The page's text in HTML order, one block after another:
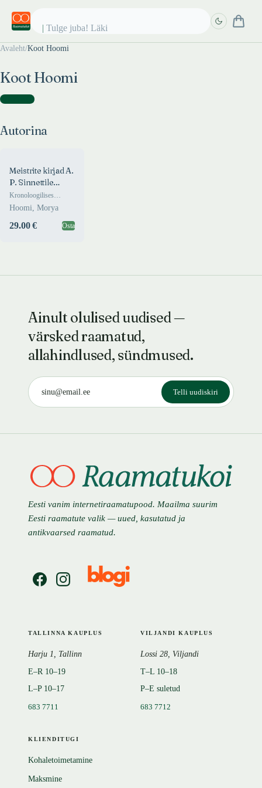
Tulge juba! Läki k
Avaleht/Koot Hoomi
Koot Hoomi
Autorina )
Autorina
Meistrite kirjad A.
P. Sinnettile
mahatmadelt M.
ja K.H
Kronoloogilises
järjekorras
Hoomi, Morya
29.00 € Osta
Ainult olulised uudised —
värsked raamatud,
allahindlused, sündmused.
Telli uudiskiri
Eesti vanim internetiraamatupood. Maailma suurim
Eesti raamatute valik — uued, kasutatud ja
antikvaarsed raamatud.
KLIENDITUGI
Kohaletoimetamine
Maksmine
TALLINNA KAUPLUS
Harju 1, Tallinn
E–R 10–19
L–P 10–17
683 7711
VILJANDI KAUPLUS
Lossi 28, Viljandi
T–L 10–18
P–E suletud
683 7712